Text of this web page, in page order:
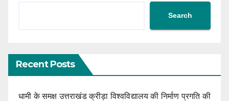
Search
Recent Posts
धामी के समक्ष उत्तराखंड क्रीड़ा विश्वविद्यालय की निर्माण प्रगति की